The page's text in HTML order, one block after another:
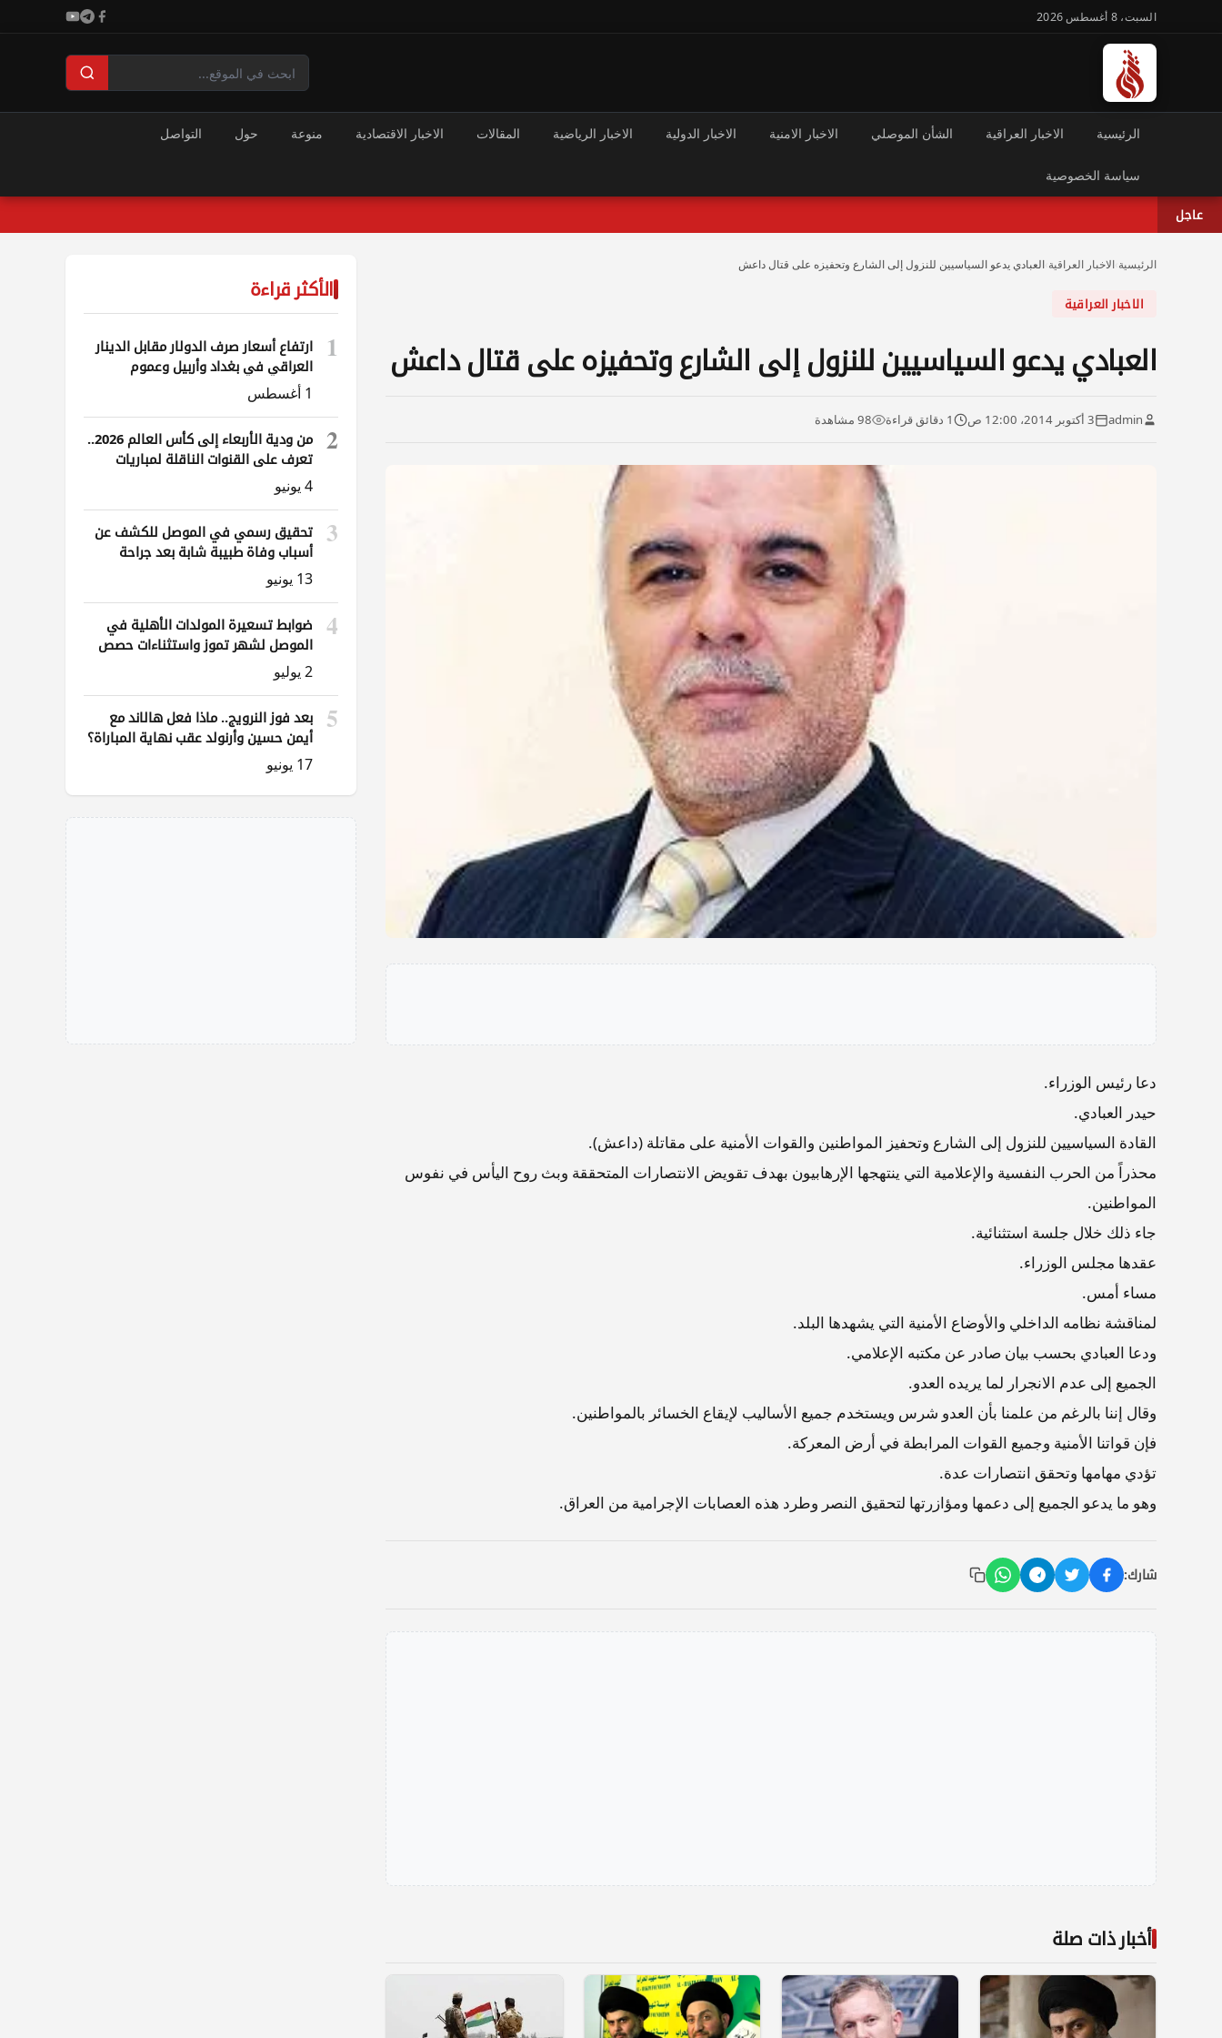
السبت، 8 أغسطس 2026
الرئيسية الاخبار العراقية الشأن الموصلي الاخبار الامنية الاخبار الدولية الاخبار الرياضية المقالات الاخبار الاقتصادية منوعة حول التواصل
سياسة الخصوصية
عاجل
الرئيسية الاخبار العراقية العبادي يدعو السياسيين للنزول إلى الشارع وتحفيزه على قتال داعش
الاخبار العراقية
العبادي يدعو السياسيين للنزول إلى الشارع وتحفيزه على قتال داعش
admin 3 أكتوبر 2014، 12:00 ص 1 دقائق قراءة 98 مشاهدة
دعا رئيس الوزراء.
حيدر العبادي.
القادة السياسيين للنزول إلى الشارع وتحفيز المواطنين والقوات الأمنية على مقاتلة (داعش).
محذراً من الحرب النفسية والإعلامية التي ينتهجها الإرهابيون بهدف تقويض الانتصارات المتحققة وبث روح اليأس في نفوس
المواطنين.
جاء ذلك خلال جلسة استثنائية.
عقدها مجلس الوزراء.
مساء أمس.
لمناقشة نظامه الداخلي والأوضاع الأمنية التي يشهدها البلد.
ودعا العبادي بحسب بيان صادر عن مكتبه الإعلامي.
الجميع إلى عدم الانجرار لما يريده العدو.
وقال إننا بالرغم من علمنا بأن العدو شرس ويستخدم جميع الأساليب لإيقاع الخسائر بالمواطنين.
فإن قواتنا الأمنية وجميع القوات المرابطة في أرض المعركة.
تؤدي مهامها وتحقق انتصارات عدة.
وهو ما يدعو الجميع إلى دعمها ومؤازرتها لتحقيق النصر وطرد هذه العصابات الإجرامية من العراق.
شارك:
أخبار ذات صلة
الأكثر قراءة
1
ارتفاع أسعار صرف الدولار مقابل الدينار
العراقي في بغداد وأربيل وعموم
المحافظات
1 أغسطس
2
من ودية الأربعاء إلى كأس العالم 2026..
تعرف على القنوات الناقلة لمباريات
العراق
4 يونيو
3
تحقيق رسمي في الموصل للكشف عن
أسباب وفاة طبيبة شابة بعد جراحة
ناظورية
13 يونيو
4
ضوابط تسعيرة المولدات الأهلية في
الموصل لشهر تموز واستثناءات حصص
الوقود
2 يوليو
5
بعد فوز النرويج.. ماذا فعل هالاند مع
أيمن حسين وأرنولد عقب نهاية المباراة؟
17 يونيو